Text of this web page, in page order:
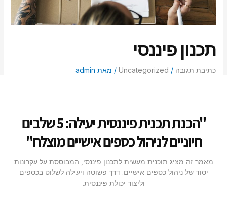
font_download סמן קישורים
תכנון פיננסי
כתיבת תגובה /
Uncategorized/ מאת admin
"הכנת תכנית פיננסית יעילה: 5 שלבים
חיוניים לניהול כספים אישיים מוצלח"
מאמר זה מציג תוכנית מעשית לתכנון פיננסי, המבוססת על עקרונות
יסוד של ניהול כספים אישיים. דרך פשוטה ויעילה לשלוט בכספים
וליצור יכולת פיננסית.